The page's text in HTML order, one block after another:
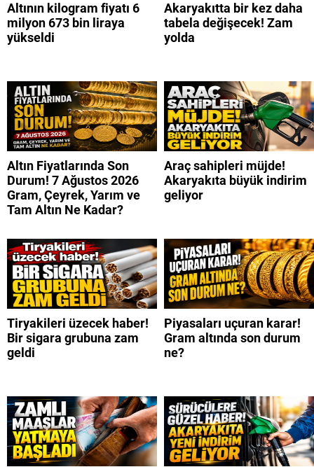
Altının kilogram fiyatı 6
milyon 673 bin liraya
yükseldi
Akaryakıtta bir kez daha
tabela değişecek! Zam
yolda
Altın Fiyatlarında Son
Durum! 7 Ağustos 2026
Gram, Çeyrek, Yarım ve
Tam Altın Ne Kadar?
Araç sahipleri müjde!
Akaryakıta büyük indirim
geliyor
Tiryakileri üzecek haber!
Bir sigara grubuna zam
geldi
Piyasaları uçuran karar!
Gram altında son durum
ne?